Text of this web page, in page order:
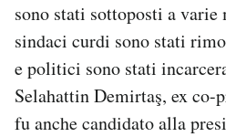
sono stati sottoposti a varie
sindaci curdi sono stati
e politici sono stati
Selahattin Demirtaş, ex co-
fu anche candidato alla